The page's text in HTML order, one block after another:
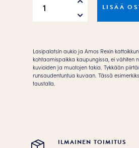
LISÄÄ
Lasipalatsin aukio ja Amos Rexin
kohtaamispaikka kaupungissa, ei vähiten
kuvioiden ja muotojen takia. Tykkään
runsaudentuntua kuvaan. Tässä
taustalla.
ILMAINEN TOIMITUS